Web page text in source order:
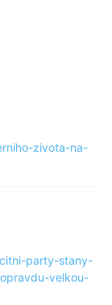
zivota-na-
party-stany-
velkou-